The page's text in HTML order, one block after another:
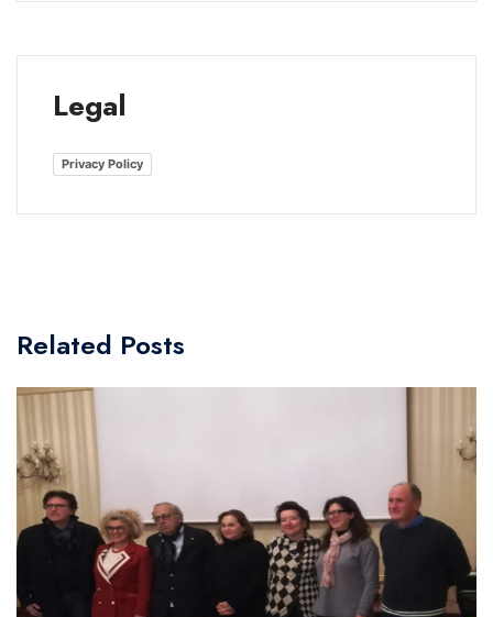
Legal
Privacy Policy
Related Posts